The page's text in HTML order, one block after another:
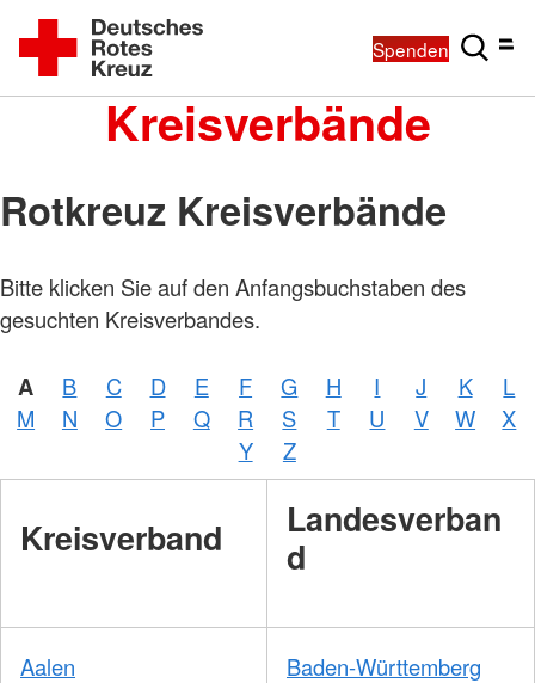
Spenden
Kreisverbände
Rotkreuz Kreisverbände
Bitte klicken Sie auf den Anfangsbuchstaben des
gesuchten Kreisverbandes.
A B C D E F G H I J K
L
M
N O P Q R S T U V W
X
Y
Z
Kreisverband
Landesverban
d
Aalen Baden-Württemberg